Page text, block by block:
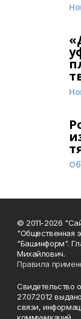
© 2011-2026
"Общественная
"Башинформ".
Михайлович.
Правила
Свидетельство
27.07.2012
связи,